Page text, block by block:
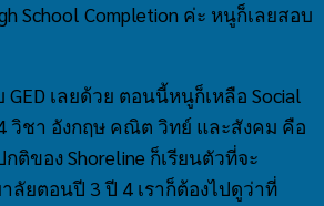
School Completion ค่ะ หนูก็เลยสอบ
GED เลยด้วย ตอนนี้หนูก็เหลือ Social
วิชา อังกฤษ คณิต วิทย์ และสังคม คือ
ติของ Shoreline ก็เรียนตัวที่จะ
ลัยตอนปี 3 ปี 4 เราก็ต้องไปดูว่าที่